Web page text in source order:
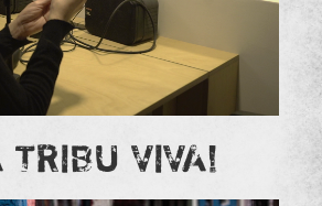
TRIBU VIVA!